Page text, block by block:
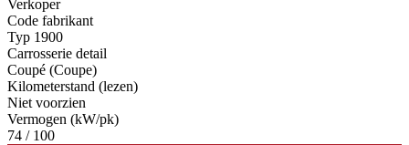
Verkoper
Code fabrikant
Typ 1900
Carrosserie detail
Coupé (Coupe)
Kilometerstand (lezen)
Niet voorzien
Vermogen (kW/pk)
74 / 100